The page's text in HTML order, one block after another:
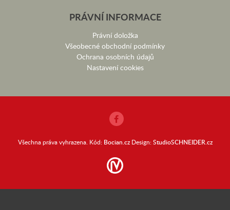
PRÁVNÍ INFORMACE
Právní doložka
Všeobecné obchodní podmínky
Ochrana osobních údajů
Nastavení cookies
Všechna práva vyhrazena. Kód: Bocian.czDesign:StudioSCHNEIDER.cz